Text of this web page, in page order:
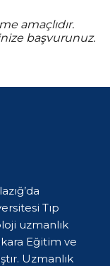
amaçlıdır.
başvurunuz.
Tıp
uzmanlık
Eğitim ve
Uzmanlık